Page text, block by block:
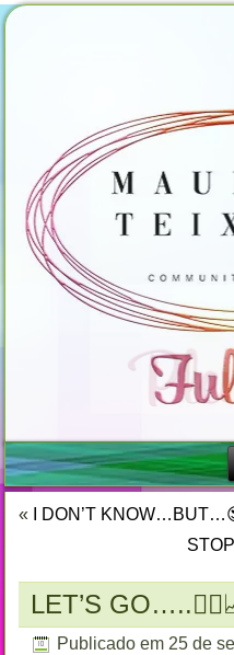
«
I DON’T
LET’S
Publicado em 25 de